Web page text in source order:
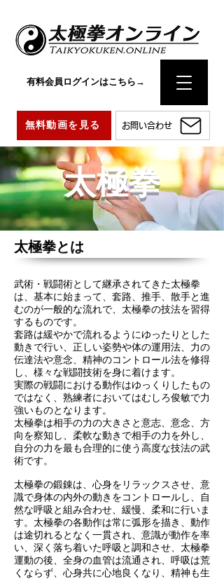
お問い合わせ
無料動画を見る
有料会員ログインはこちら→
太極拳
太極拳とは
武術・戦闘術として継承されてきた太極拳
は、基本に始まって、套路、推手、散手と進
むのが一般的な流れで、太極拳の技法を習得
するものです。
套路は緩やかで流れるようにゆったりとした
動きで行い、正しい姿勢や体の運用法、力の
伝達法や意念、精神のコントロール法を修得
し、様々な戦闘技術を身に着けます。
実際の戦闘における動作はゆっくりしたもの
ではなく、熟練者においてはむしろ俊敏で力
強いものとなります。
太極拳は相手の力の大きさと意志、意念、方
向を察知し、柔軟な動きで相手の力を外し、
自分の力を最も合理的に使う高度な技法の武
術です。
太極拳の鍛錬は、心身をリラックスさせ、意
識で身体の内外の動きをコントロールし、自
然な呼吸と組み合わせ、緩慢、柔和に行いま
す。太極拳の各動作は常に弧形を描き、動作
は途切れるとなく一貫され、意識が動作を率
い、深く落ち着いた呼吸と調和させ、太極拳
運動の後、全身の血管は流通され、呼吸は荒
くならず、心身共に心地良くなり、精神も生